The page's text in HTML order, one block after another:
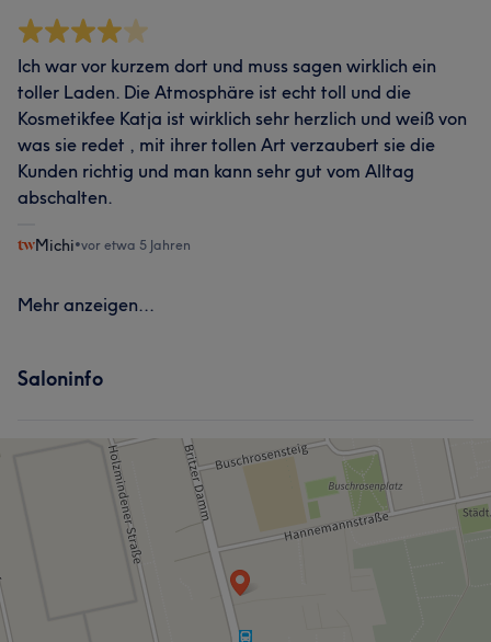
Ich war vor kurzem dort und muss sagen wirklich ein
toller Laden. Die Atmosphäre ist echt toll und die
Kosmetikfee Katja ist wirklich sehr herzlich und weiß von
was sie redet , mit ihrer tollen Art verzaubert sie die
Kunden richtig und man kann sehr gut vom Alltag
abschalten.
Michi•vor etwa 5 Jahren
Mehr anzeigen...
Saloninfo